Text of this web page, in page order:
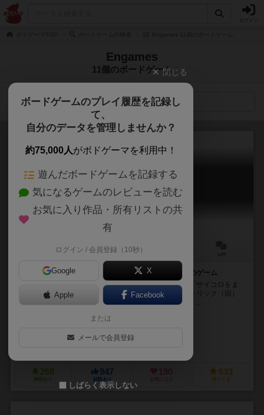
Engames
11個のボードゲーム
検索メニュー
ノコスダイス
Nokosu Dice
30～45分
サイコロとカードを使ったトリックテイキングタイプのゲーム
テーマは特になく、カードとサイコロとを組み合わせ、サイコロをま
るでカードと同じようにして遊ぶカードゲーム。１４トリック（回）
が終了したら得点計算し、それを人数分繰り返したら、...
マツモト ユウスケ（Yusuke Matsumoto）
268
興味あり
947
経験あり お気に入り
633
持ってる
閉じる
ボードゲームのプレイ履歴を記録し
て、
自分のデータを管理しませんか？
約75,000人がボドゲーマを利用中！
遊んだボードゲームを記録する
気になるゲームのレビューを読む
お気に入り作品・所有リストの共
有
ログイン / 会員登録（10秒）
Google X
Apple Facebook
または
メールで会員登録
しばらく表示しない